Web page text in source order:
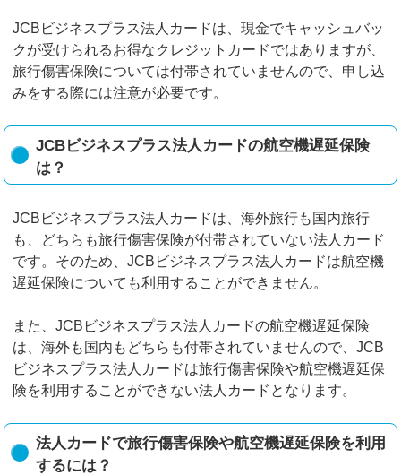
JCBビジネスプラス法人カードは、現金でキャッシュバッ
クが受けられるお得なクレジットカードではありますが、
旅行傷害保険については付帯されていませんので、申し込
みをする際には注意が必要です。
JCBビジネスプラス法人カードの航空機遅延保険
は？
JCBビジネスプラス法人カードは、海外旅行も国内旅行
も、どちらも旅行傷害保険が付帯されていない法人カード
です。そのため、JCBビジネスプラス法人カードは航空機
遅延保険についても利用することができません。
また、JCBビジネスプラス法人カードの航空機遅延保険
は、海外も国内もどちらも付帯されていませんので、JCB
ビジネスプラス法人カードは旅行傷害保険や航空機遅延保
険を利用することができない法人カードとなります。
法人カードで旅行傷害保険や航空機遅延保険を利用
するには？